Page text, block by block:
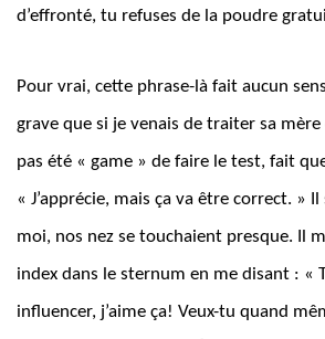
d’effronté, tu refuses de la poudre
Pour vrai, cette phrase-là fait aucun
grave que si je venais de traiter sa mère
pas été « game » de faire le test, fait
« J’apprécie, mais ça va être correct. »
moi, nos nez se touchaient presque. Il
index dans le sternum en me disant : «
influencer, j’aime ça! Veux-tu quand